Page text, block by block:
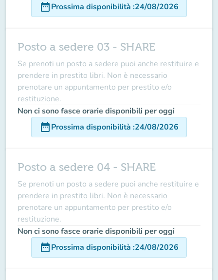
date_rangeProssima disponibilità :24/08/2026
Posto a sedere 03 - SHARE
Se prenoti un posto a sedere puoi anche restituire e
prendere in prestito libri. Non è necessario
prenotare un appuntamento per prestito e/o
restituzione.
Non ci sono fasce orarie disponibili per oggi
date_rangeProssima disponibilità :24/08/2026
Posto a sedere 04 - SHARE
Se prenoti un posto a sedere puoi anche restituire e
prendere in prestito libri. Non è necessario
prenotare un appuntamento per prestito e/o
restituzione.
Non ci sono fasce orarie disponibili per oggi
date_rangeProssima disponibilità :24/08/2026